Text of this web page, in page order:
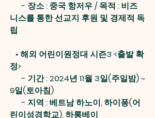
- 장소 : 중국 항저우 / 목적 : 비즈
니스를 통한 선교지 후원 및 경제적 독
립
• 해외 어린이원정대 시즌3 <출발 확
정>
- 기간 : 2024년 11월 3일(주일밤) ~
9일(토아침)
- 지역 : 베트남 하노이, 하이퐁(어
린이성경학교), 하롱베이